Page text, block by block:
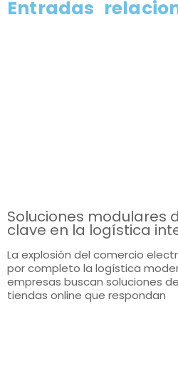
Entradas
Soluciones modulares
clave en la logística
La explosión del comercio
por completo la logística
empresas buscan soluciones
tiendas online que respondan